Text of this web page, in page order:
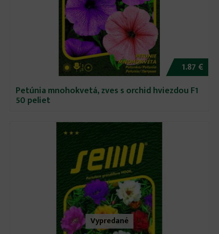
1.87 €
Petúnia mnohokvetá, zves s orchid hviezdou F1
50 peliet
Vypredané